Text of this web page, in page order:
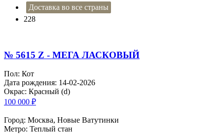
Доставка во все страны
228
№ 5615 Z - МЕГА ЛАСКОВЫЙ
Пол: Кот
Дата рождения: 14-02-2026
Окрас: Красный (d)
100 000 ₽
Город: Москва, Новые Ватутинки
Метро: Теплый стан